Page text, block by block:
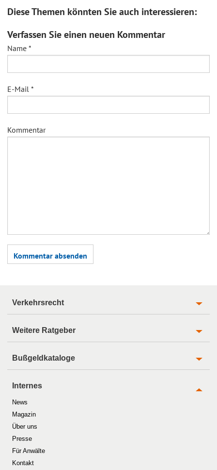
Diese Themen könnten Sie auch interessieren:
Verfassen Sie einen neuen Kommentar
Name *
E-Mail *
Kommentar
Verkehrsrecht
Weitere Ratgeber
Bußgeldkataloge
Internes
News
Magazin
Über uns
Presse
Für Anwälte
Kontakt